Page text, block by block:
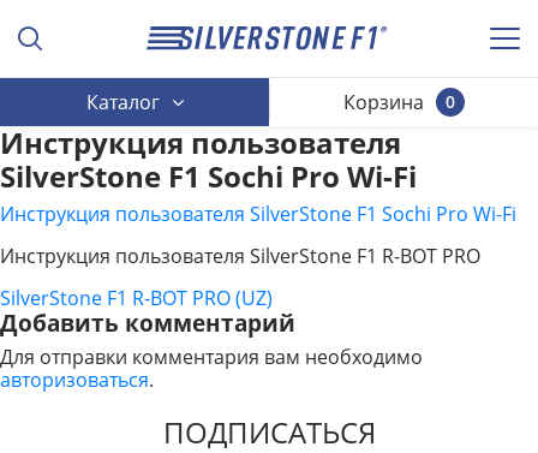
Каталог 0
Корзина
Инструкция пользователя
SilverStone F1 Sochi Pro Wi-Fi
Инструкция пользователя SilverStone F1 Sochi Pro Wi-Fi
Инструкция пользователя SilverStone F1 R-BOT PRO
НАВИГАЦИЯ
ПО
ЗАПИСЯМ
SilverStone F1 R-BOT PRO (UZ)
Добавить комментарий
Для отправки комментария вам необходимо
авторизоваться.
ПОДПИСАТЬСЯ